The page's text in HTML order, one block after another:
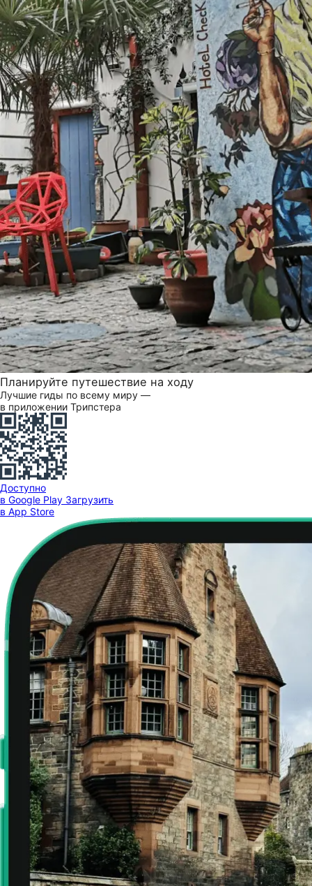
Планируйте путешествие на ходу
Лучшие гиды по всему миру —
в приложении Трипстера
Доступно
в Google Play Загрузить
в App Store